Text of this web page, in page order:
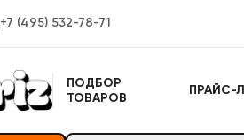
+7 (495) 532-78-71
ПОДБОР
ТОВАРОВ
ПРАЙС-